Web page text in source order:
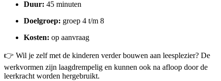
Duur: 45 minuten
Doelgroep: groep 4 t/m 8
Kosten: op aanvraag
👉 Wil je zelf met de kinderen verder bouwen aan leesplezier? De
werkvormen zijn laagdrempelig en kunnen ook na afloop door de
leerkracht worden hergebruikt.